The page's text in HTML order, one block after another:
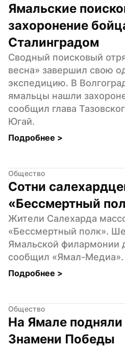
Ямальские
захоронение
Сталинградом
Сводный поисковый
весна» завершил свою
экспедицию. В
ямальцы нашли
сообщил глава
Югай.
Подробнее >
Общество
Сотни
«Бессмертный
Жители Салехарда
«Бессмертный полк».
Ямальской филармонии
сообщил «Ямал-Медиа».
Подробнее >
Общество
На Ямале
Знамени Победы